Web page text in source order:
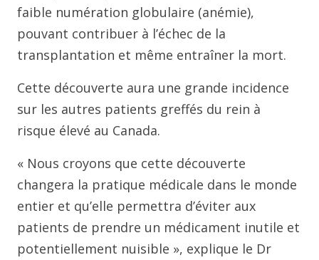
faible numération globulaire (anémie),
pouvant contribuer à l’échec de la
transplantation et même entraîner la mort.
Cette découverte aura une grande incidence
sur les autres patients greffés du rein à
risque élevé au Canada.
« Nous croyons que cette découverte
changera la pratique médicale dans le monde
entier et qu’elle permettra d’éviter aux
patients de prendre un médicament inutile et
potentiellement nuisible », explique le Dr